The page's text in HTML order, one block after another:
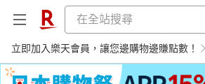
立即加入樂天會員，讓您邊購物邊賺點數！